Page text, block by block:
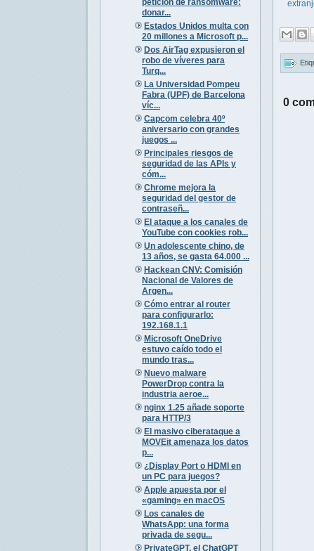
donar...
Estados Unidos multa con
20 millones a Microsoft p...
Dos AirTag expusieron el
robo de víveres para
Turq...
La Universidad Pompeu
Fabra (UPF) de Barcelona
víc...
Capcom celebra 40º
aniversario con grandes
juegos ...
Principales riesgos de
seguridad de las APIs y
cóm...
Chrome mejora la
seguridad del gestor de
contraseñ...
El ataque a los canales de
YouTube con cookies rob...
Un adolescente chino, de
13 años, se gasta 64.000 ...
Hackean CNV: Comisión
Nacional de Valores de
Argen...
Cómo entrar al router
para configurarlo:
192.168.1.1
Microsoft OneDrive
estuvo caído todo el
mundo tras...
Nuevo malware
PowerDrop contra la
industria aeroe...
nginx 1.25 añade soporte
para HTTP/3
El masivo ciberataque a
MOVEit amenaza los datos
p...
¿Display Port o HDMI en
un PC para juegos?
Apple apuesta por el
«gaming» en macOS
Los canales de
WhatsApp: una forma
privada de segu...
PrivateGPT, el ChatGPT
0